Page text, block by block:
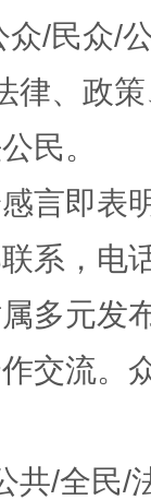
/民众/
律、政
民。
言即表
系，电
多元发
交流。
共/全民/